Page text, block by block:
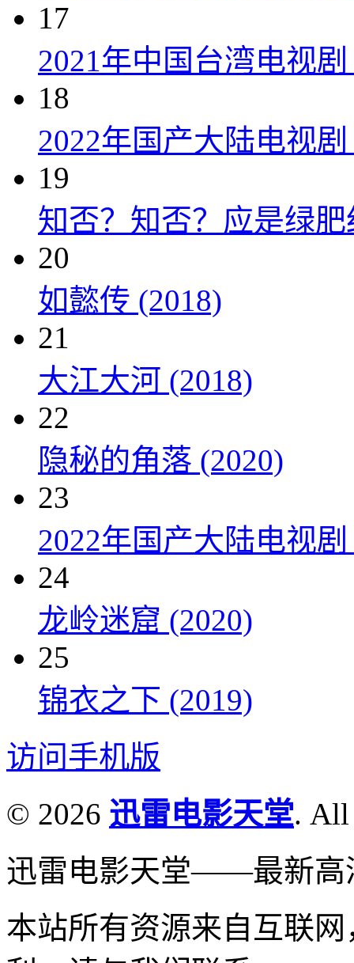
17
2021年中国台湾电视
18
2022年国产大陆电视
19
知否？知否？应是绿肥
20
如懿传 (2018)
21
大江大河 (2018)
22
隐秘的角落 (2020)
23
2022年国产大陆电视
24
龙岭迷窟 (2020)
25
锦衣之下 (2019)
访问手机版
© 2026 迅雷电影天堂. All
迅雷电影天堂——最新高
本站所有资源来自互联